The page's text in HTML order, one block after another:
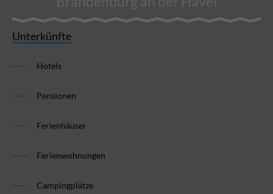
Unterkünfte
Hotels
Pensionen
Ferienhäuser
Ferienwohnungen
Campingplätze